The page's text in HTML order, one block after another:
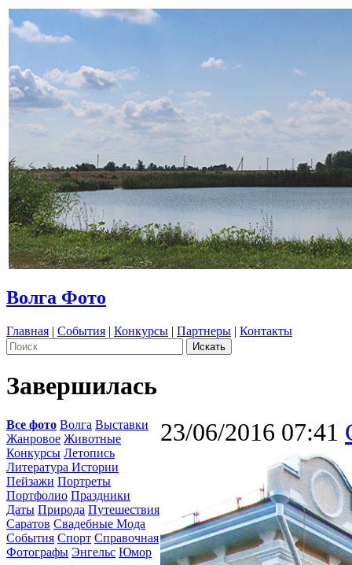
Волга Фото
Главная | События | Конкурсы | Партнеры | Контакты
Завершилась
Все фото Волга Выставки
Жанровое Животные
Конкурсы Летопись
Литература Истории
Пейзажи Портреты
Портфолио Праздники
Даты Природа Путешествия
Саратов Свадебные Мода
События Спорт Справочная
Фотографы Энгельс Юмор
23/06/2016 07:41